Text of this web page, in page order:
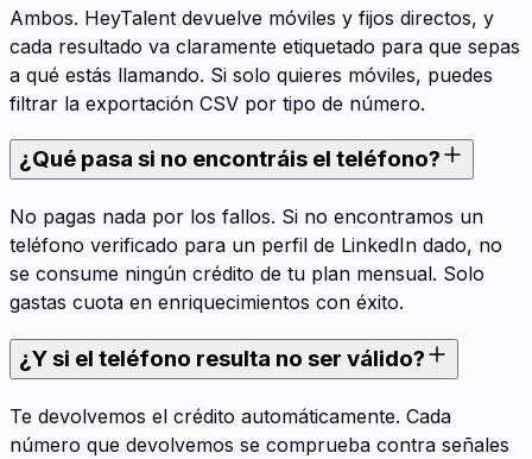
Ambos. HeyTalent devuelve móviles y fijos directos, y
cada resultado va claramente etiquetado para que sepas
a qué estás llamando. Si solo quieres móviles, puedes
filtrar la exportación CSV por tipo de número.
¿Qué pasa si no encontráis el teléfono?
No pagas nada por los fallos. Si no encontramos un
teléfono verificado para un perfil de LinkedIn dado, no
se consume ningún crédito de tu plan mensual. Solo
gastas cuota en enriquecimientos con éxito.
¿Y si el teléfono resulta no ser válido?
Te devolvemos el crédito automáticamente. Cada
número que devolvemos se comprueba contra señales